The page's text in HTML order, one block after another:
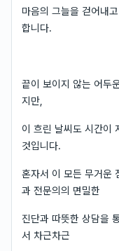
마음의 그늘을 걷어내
합니다.
끝이 보이지 않는 어두
지만,
이 흐린 날씨도 시간이
것입니다.
혼자서 이 모든 무거운
과 전문의의 면밀한
진단과 따뜻한 상담을
서 차근차근